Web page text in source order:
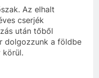
Az elhalt
cserjék
után tőből
dolgozzunk a földbe
körül.